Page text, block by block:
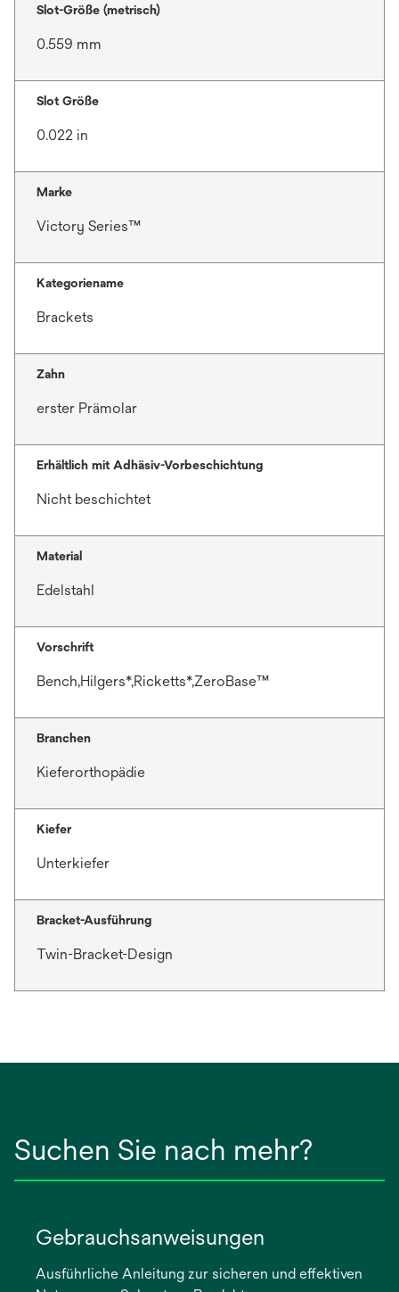
Slot-Größe (metrisch)
0.559 mm
Slot Größe
0.022 in
Marke
Victory Series™
Kategoriename
Brackets
Zahn
erster Prämolar
Erhältlich mit Adhäsiv-Vorbeschichtung
Nicht beschichtet
Material
Edelstahl
Vorschrift
Bench,Hilgers*,Ricketts*,ZeroBase™
Branchen
Kieferorthopädie
Kiefer
Unterkiefer
Bracket-Ausführung
Twin-Bracket-Design
Suchen Sie nach mehr?
Gebrauchsanweisungen
Ausführliche Anleitung zur sicheren und effektiven